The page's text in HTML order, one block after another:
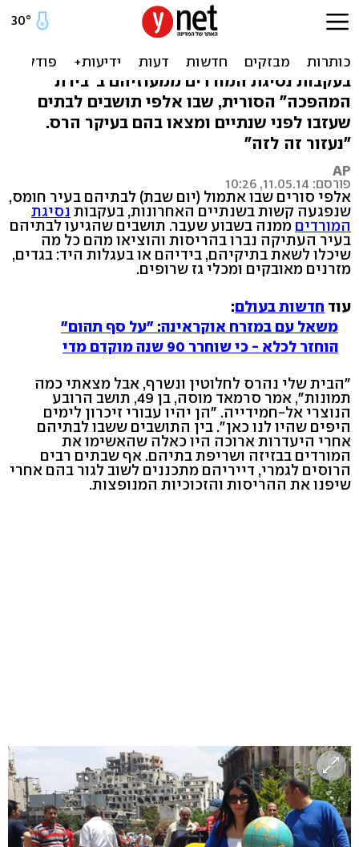
אלפים שבו לחומס: "הכול
שרוף, אבל נישן פה"
בעקבות נסיגת המורדים ממעוזיהם ב"בירת
המהפכה" הסורית, שבו אלפי תושבים לבתים
שעזבו לפני שנתיים ומצאו בהם בעיקר הרס.
"נעזור זה לזה"
AP
פורסם: 11.05.14, 10:26
אלפי סורים שבו אתמול (יום שבת) לבתיהם בעיר חומס,
שנפגעה קשות בשנתיים האחרונות, בעקבות נסיגת
המורדים ממנה בשבוע שעבר. תושבים שהגיעו לבתיהם
בעיר העתיקה נברו בהריסות והוציאו מהם כל מה
שיכלו לשאת בתיקיהם, בידיהם או בעגלות היד: בגדים,
מזרנים מאובקים ומכלי גז שרופים.
עוד חדשות בעולם:
משאל עם במזרח אוקראינה: "על סף תהום"
הוחזר לכלא - כי שוחרר 90 שנה מוקדם מדי
"הבית שלי נהרס לחלוטין ונשרף, אבל מצאתי כמה
תמונות", אמר סרמאד מוסה, בן 49, תושב הרובע
הנוצרי אל-חמידייה. "הן יהיו עבורי זיכרון לימים
היפים שהיו לנו כאן". בין התושבים ששבו לבתיהם
אחרי היעדרות ארוכה היו כאלה שהאשימו את
המורדים בבזיזה ושריפת בתיהם. אף שבתים רבים
הרוסים לגמרי, דייריהם מתכננים לשוב לגור בהם אחרי
שיפנו את ההריסות והזכוכיות המנופצות.